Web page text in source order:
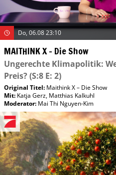
Do, 06.08 23:10
MAITHINK X – Die Show
Ungerechte Klimapolitik:
Preis?(S:8 E: 2)
Original Titel: Maithink X – Die Show
Mit: Katja Gerz, Matthias Kalkuhl
Moderator: Mai Thi Nguyen-Kim